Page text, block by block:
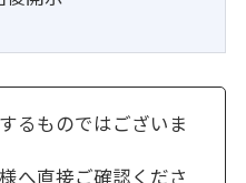
るものではございま
へ直接ご確認くださ